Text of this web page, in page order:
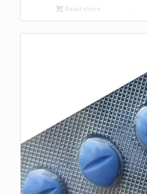
Read more